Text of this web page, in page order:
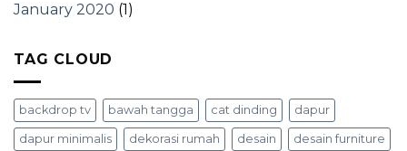
January 2020 (1)
TAG CLOUD
backdrop tv bawah tangga cat dinding dapur
dapur minimalis dekorasi rumah desain desain furniture